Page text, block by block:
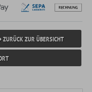
ZURÜCK ZUR ÜBERSICHT